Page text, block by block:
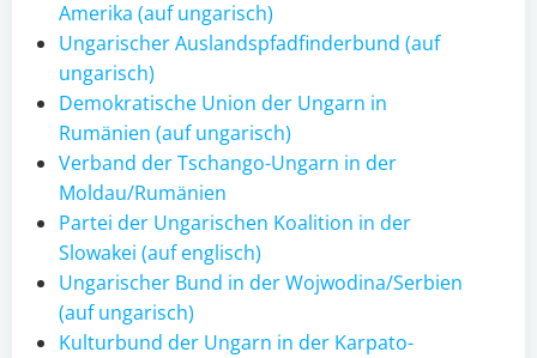
Amerika (auf ungarisch)
Ungarischer Auslandspfadfinderbund (auf
ungarisch)
Demokratische Union der Ungarn in
Rumänien (auf ungarisch)
Verband der Tschango-Ungarn in der
Moldau/Rumänien
Partei der Ungarischen Koalition in der
Slowakei (auf englisch)
Ungarischer Bund in der Wojwodina/Serbien
(auf ungarisch)
Kulturbund der Ungarn in der Karpato-